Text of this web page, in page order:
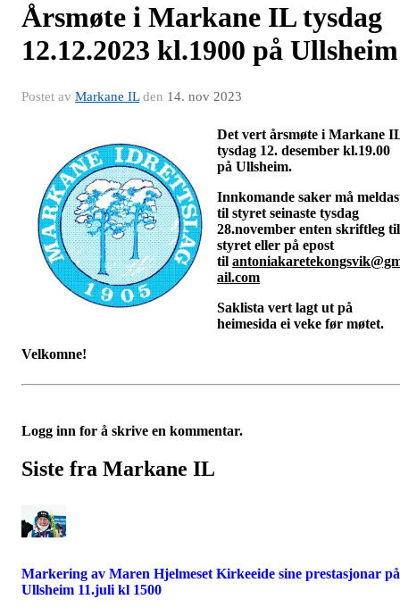
Årsmøte i Markane IL tysdag
12.12.2023 kl.1900 på Ullsheim
Postet av Markane ILden 14. nov 2023
Det vert årsmøte i Markane
tysdag 12. desember kl.19.00
på Ullsheim.
Innkomande saker må
til styret seinaste tysdag
28.november enten skriftleg til
styret eller på epost
til
ail.com
Saklista vert lagt ut på
heimesida ei veke før møtet.
Velkomne!
Logg inn for å skrive en kommentar.
Siste fra Markane IL
Markering av Maren Hjelmeset Kirkeeide sine prestasjonar på
Ullsheim 11.juli kl 1500